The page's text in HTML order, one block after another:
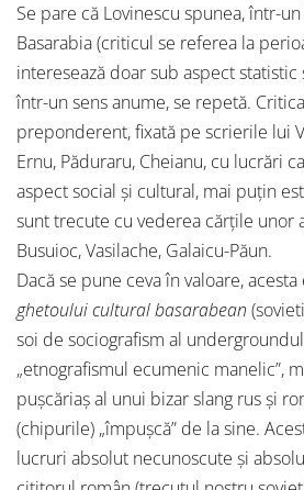
Se pare că Lovinescu spunea, într-
Basarabia (criticul se referea la
interesează doar sub aspect statistic
într-un sens anume, se repetă.
preponderent, fixată pe scrierile lui
Ernu, Păduraru, Cheianu, cu lucrări
aspect social şi cultural, mai puţin
sunt trecute cu vederea cărţile unor
Busuioc, Vasilache, Galaicu-Păun.
Dacă se pune ceva în valoare,
ghetoului cultural basarabean
soi de sociografism al
„etnografismul ecumenic manelic”,
puşcăriaş al unui bizar slang rus şi
(chipurile) „împuşcă” de la sine.
lucruri absolut necunoscute şi